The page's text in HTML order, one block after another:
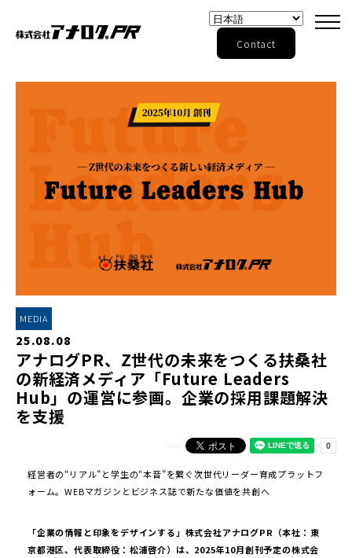
Contact
MEDIA
25.08.08
アナログPR、Z世代の未来をつくる扶桑社
の新経済メディア「Future Leaders
Hub」の運営に参画。企業の採用課題解決
を支援
経営者の“リアル”と学生の“本音”を繋ぐ次世代リーダー育成プラットフ
ォーム。WEBマガジンとビジネス誌で新たな価値を共創へ
「企業の情報と印象をデザインする」株式会社アナログPR（本社：東
京都港区、代表取締役：松浦啓介）は、2025年10月創刊予定の株式会